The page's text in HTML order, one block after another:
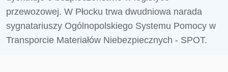
przewozowej. W Płocku trwa dwudniowa narada
sygnatariuszy Ogólnopolskiego Systemu Pomocy w
Transporcie Materiałów Niebezpiecznych - SPOT.